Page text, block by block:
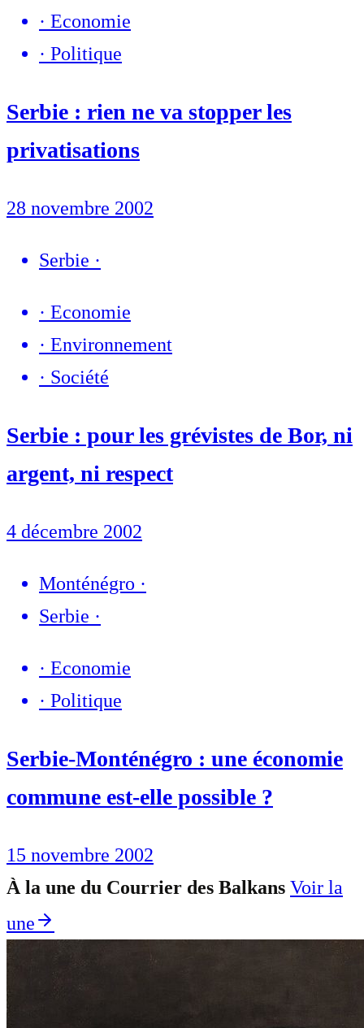
· Economie
· Politique
Serbie : rien ne va stopper les
privatisations
28 novembre 2002
Serbie ·
· Economie
· Environnement
· Société
Serbie : pour les grévistes de Bor, ni
argent, ni respect
4 décembre 2002
Monténégro ·
Serbie ·
· Economie
· Politique
Serbie-Monténégro : une économie
commune est-elle possible ?
15 novembre 2002
À la une du Courrier des Balkans Voir la
une